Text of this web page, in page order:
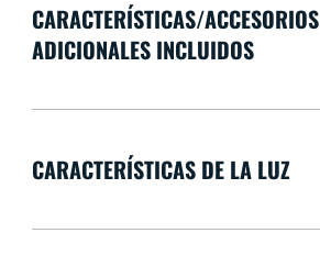
CARACTERÍSTICAS/ACCESORIOS
ADICIONALES INCLUIDOS
CARACTERÍSTICAS DE LA LUZ